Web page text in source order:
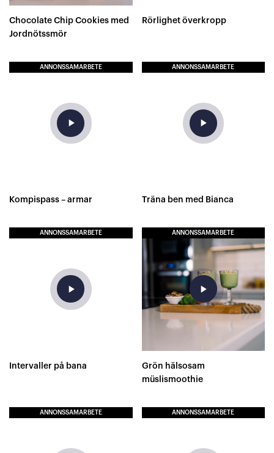
Chocolate Chip Cookies med
Jordnötssmör
Rörlighet överkropp
ANNONSSAMARBETE
play_arrow
Kompispass – armar
ANNONSSAMARBETE
play_arrow
Träna ben med Bianca
ANNONSSAMARBETE
play_arrow
Intervaller på bana
ANNONSSAMARBETE
play_arrow
Grön hälsosam
müslismoothie
ANNONSSAMARBETE ANNONSSAMARBETE